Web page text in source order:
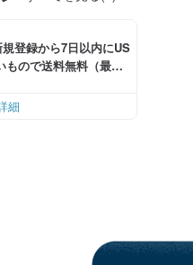
規登録から7日以内にUS
ので送料無料（最大U
細